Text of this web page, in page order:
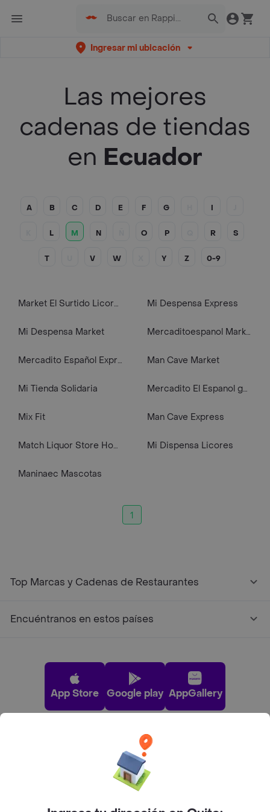
Ingresar mi ubicación
Las mejores
cadenas de tiendas
en Ecuador
A B C D E F G I
L M N O P R S
T V W Y Z 0-9
Market El Surtido Licores Mi Despensa Express
Mi Despensa Market Mercaditoespanol Market
Mercadito Español Express Man Cave Market
Mi Tienda Solidaria Mercadito El Espanol gourmet
Mix Fit Man Cave Express
Match Liquor Store Home Mi Dispensa Licores
Maninaec Mascotas
1
Top Marcas y Cadenas de Restaurantes
Encuéntranos en estos países
App Store Google play AppGallery
Pide tu comida favorita cerca de ti